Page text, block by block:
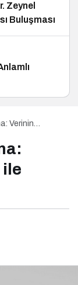
Zeynel
Buluşması
Verinin
ile